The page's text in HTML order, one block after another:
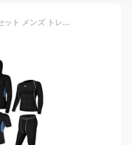
[foveitaa] コンプレッションウェア セット メンズ トレーニングウェア 5点セット 通気防臭 スポーツ ランニングウェア パーカー 長袖シャツ 半袖シャツ ハーフパンツ タイツ 吸汗速乾 pinjie blue L